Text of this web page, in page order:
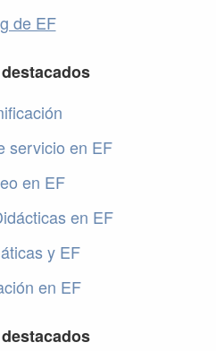
de EF
servicio en EF
en EF
en EF
y EF
en EF